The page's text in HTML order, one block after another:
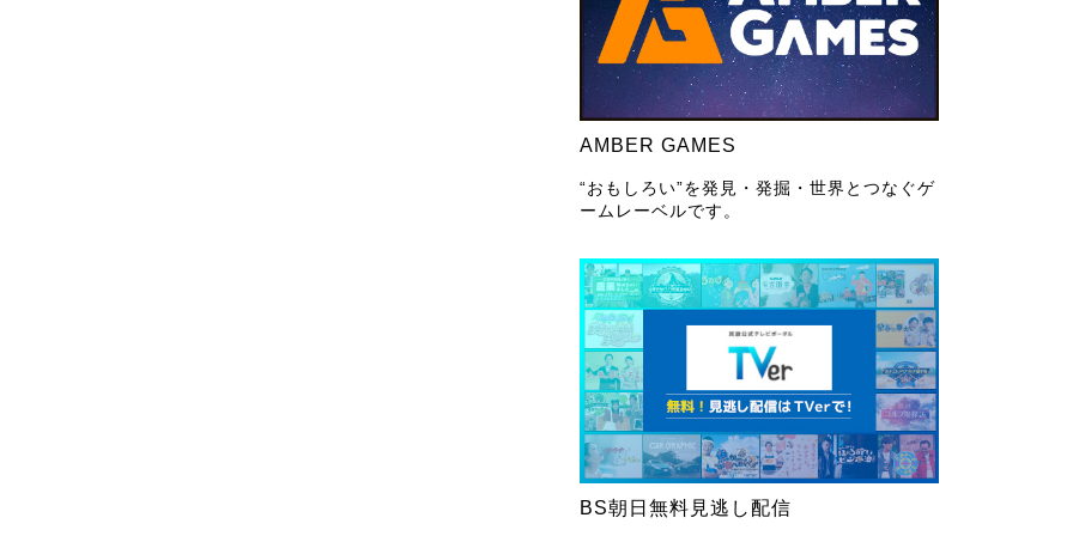
AMBER GAMES
“おもしろい”を発見・発掘・世界とつなぐゲ
ームレーベルです。
BS朝日無料見逃し配信